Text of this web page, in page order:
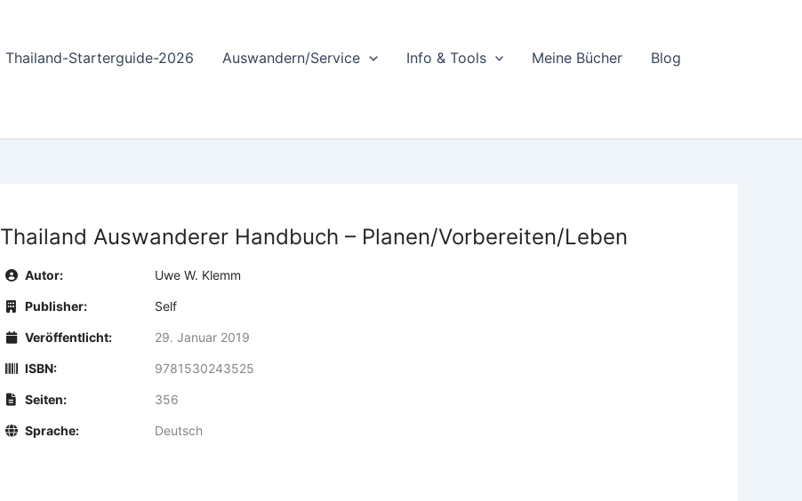
Thailand-Starterguide-2026 Auswandern/Service Info & Tools Meine Bücher
Blog
Thailand Auswanderer Handbuch – Planen/Vorbereiten/Leben
Autor: Uwe W. Klemm
Publisher: Self
Veröffentlicht: 29. Januar 2019
ISBN: 9781530243525
Seiten: 356
Sprache: Deutsch